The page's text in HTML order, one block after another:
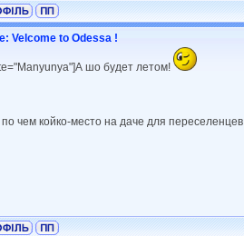
Velcome to Odessa !
шо будет летом!
чем койко-место на даче для